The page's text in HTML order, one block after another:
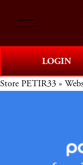
O
e
n
M
e
n
LOGIN
Store PETIR33 »